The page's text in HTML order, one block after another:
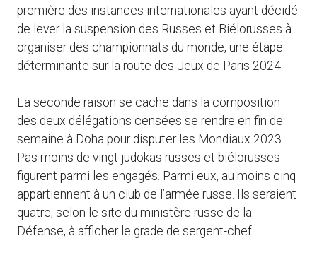
première des instances internationales ayant décidé
de lever la suspension des Russes et Biélorusses à
organiser des championnats du monde, une étape
déterminante sur la route des Jeux de Paris 2024.
La seconde raison se cache dans la composition
des deux délégations censées se rendre en fin de
semaine à Doha pour disputer les Mondiaux 2023.
Pas moins de vingt judokas russes et biélorusses
figurent parmi les engagés. Parmi eux, au moins cinq
appartiennent à un club de l’armée russe. Ils seraient
quatre, selon le site du ministère russe de la
Défense, à afficher le grade de sergent-chef.